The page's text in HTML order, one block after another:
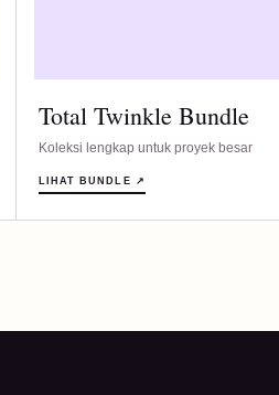
Total Twinkle Bundle
Koleksi lengkap untuk proyek besar
LIHAT BUNDLE ↗